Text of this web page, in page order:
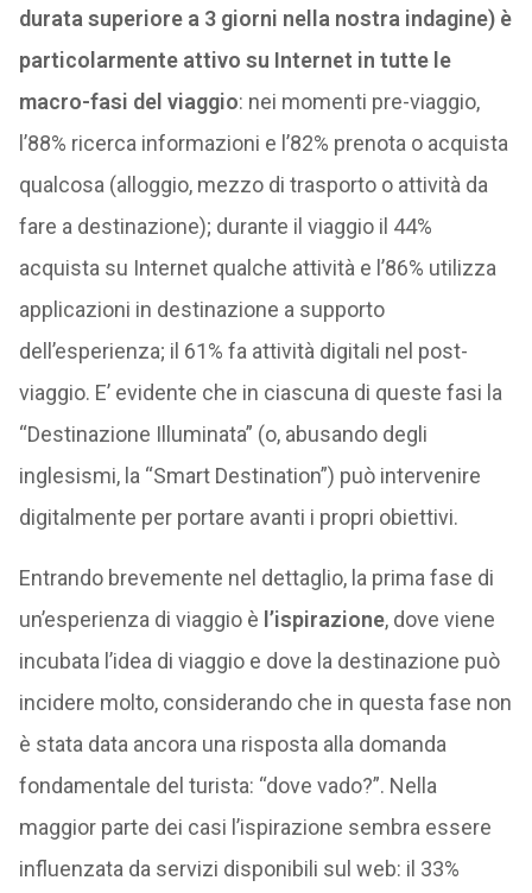
durata superiore a 3 giorni nella nostra indagine) è
particolarmente attivo su Internet in tutte le
macro-fasi del viaggio: nei momenti pre-viaggio,
l’88% ricerca informazioni e l’82% prenota o acquista
qualcosa (alloggio, mezzo di trasporto o attività da
fare a destinazione); durante il viaggio il 44%
acquista su Internet qualche attività e l’86% utilizza
applicazioni in destinazione a supporto
dell’esperienza; il 61% fa attività digitali nel post-
viaggio. E’ evidente che in ciascuna di queste fasi la
“Destinazione Illuminata” (o, abusando degli
inglesismi, la “Smart Destination”) può intervenire
digitalmente per portare avanti i propri obiettivi.
Entrando brevemente nel dettaglio, la prima fase di
un’esperienza di viaggio è l’ispirazione, dove viene
incubata l’idea di viaggio e dove la destinazione può
incidere molto, considerando che in questa fase non
è stata data ancora una risposta alla domanda
fondamentale del turista: “dove vado?”. Nella
maggior parte dei casi l’ispirazione sembra essere
influenzata da servizi disponibili sul web: il 33%